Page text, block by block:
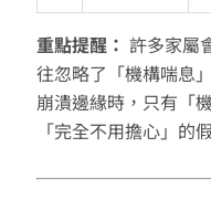
重點提醒： 許多家屬
往忽略了「機構喘息
崩潰邊緣時，只有「
「完全不用擔心」的